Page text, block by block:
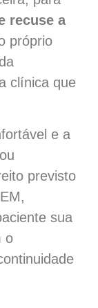
recuse a
próprio
clínica que
e a
previsto
sua
o